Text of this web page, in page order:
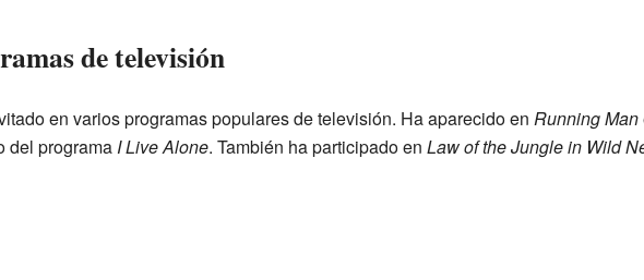
de televisión
en varios programas populares de televisión. Ha aparecido en Running Man
del programa I Live Alone. También ha participado en Law of the Jungle in Wild